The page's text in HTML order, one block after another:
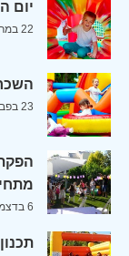
יום
22 במרץ 2017
23 בפברואר 2017
6 בדצמבר 2016